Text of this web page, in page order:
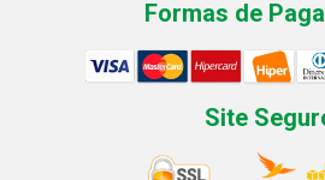
Formas de
Site